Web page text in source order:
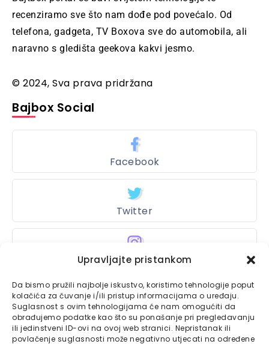
Upravljajte pristankom
Da bismo pružili najbolje iskustvo, koristimo tehnologije poput
kolačića za čuvanje i/ili pristup informacijama o uređaju.
Suglasnost s ovim tehnologijama će nam omogućiti da
obrađujemo podatke kao što su ponašanje pri pregledavanju
ili jedinstveni ID-ovi na ovoj web stranici. Nepristanak ili
povlačenje suglasnosti može negativno utjecati na određene
recenziramo sve što nam dođe pod povećalo. Od
telefona, gadgeta, TV Boxova sve do automobila, ali
naravno s gledišta geekova kakvi jesmo.
© 2024, Sva prava pridržana
Bajbox Social
Facebook
Twitter
Instagram
Bajtbox
Linkovi Bajtbox koristi